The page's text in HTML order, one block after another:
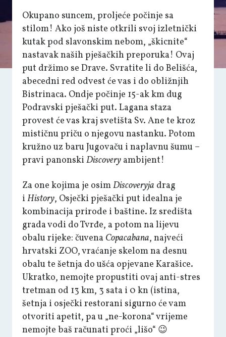
Okupano suncem, proljeće počinje sa
stilom! Ako još niste otkrili svoj izletnički
kutak pod slavonskim nebom, „škicnite“
nastavak naših pješačkih preporuka! Ovaj
put držimo se Drave. Svratite li do Belišća,
abecedni red odvest će vas i do obližnjih
Bistrinaca. Ondje počinje 15-ak km dug
Podravski pješački put. Lagana staza
provest će vas kraj svetišta Sv. Ane te kroz
mističnu priču o njegovu nastanku. Potom
kružno uz baru Jugovaču i naplavnu šumu –
pravi panonski Discovery ambijent!
Za one kojima je osimDiscoveryja drag
i History, Osječki pješački put idealna je
kombinacija prirode i baštine. Iz središta
grada vodi do Tvrđe, a potom na lijevu
obalu rijeke: čuvena Copacabana, najveći
hrvatski ZOO, vraćanje skelom na desnu
obalu te šetnja do ušća opjevane Karašice.
Ukratko, nemojte propustiti ovaj anti-stres
tretman od 13 km, 3 sata i 0 kn (istina,
šetnja i osječki restorani sigurno će vam
otvoriti apetit, pa u „ne-korona“ vrijeme
nemojte baš računati proći „lišo“ 😉